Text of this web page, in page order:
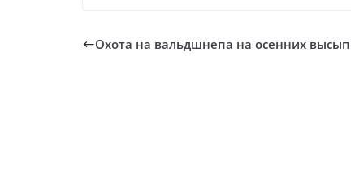
Охота на вальдшнепа на осенних